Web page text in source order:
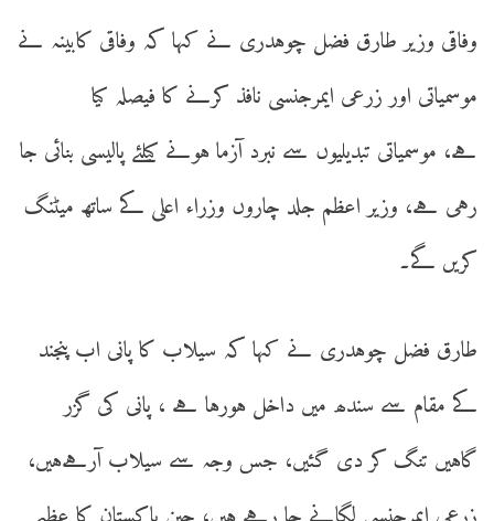
وفاقی وزیر طارق فضل چوہدری نے کہا کہ وفاقی کابینہ نے
موسمیاتی اور زرعی ایمرجنسی نافذ کرنے کا فیصلہ کیا
ہے، موسمیاتی تبدیلیوں سے نبرد آزما ہونے کیلئے پالیسی بنائی جا
رہی ہے، وزیر اعظم جلد چاروں وزراء اعلی کے ساتھ میٹنگ
کریں گے۔
طارق فضل چوہدری نے کہا کہ سیلاب کا پانی اب پنجند
کے مقام سے سندھ میں داخل ہورہا ہے ، پانی کی گزر
گاہیں تنگ کر دی گئیں، جس وجہ سے سیلاب آرہےہیں،